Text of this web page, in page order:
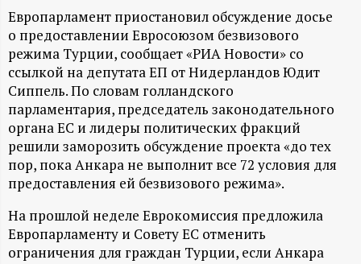
Н
-
и
н
ф
о
Европарламент приостановил обсуждение досье
о предоставлении Евросоюзом безвизового
режима Турции, сообщает «РИА Новости» со
ссылкой на депутата ЕП от Нидерландов Юдит
Сиппель. По словам голландского
парламентария, председатель законодательного
органа ЕС и лидеры политических фракций
решили заморозить обсуждение проекта «до тех
пор, пока Анкара не выполнит все 72 условия для
предоставления ей безвизового режима».
На прошлой неделе Еврокомиссия предложила
Европарламенту и Совету ЕС отменить
ограничения для граждан Турции, если Анкара